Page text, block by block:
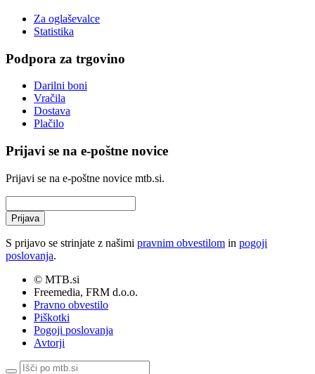
Za oglaševalce
Statistika
Podpora za trgovino
Darilni boni
Vračila
Dostava
Plačilo
Prijavi se na e-poštne novice
Prijavi se na e-poštne novice mtb.si.
Prijava
S prijavo se strinjate z našimi pravnim obvestilom in pogoji
poslovanja.
© MTB.si
Freemedia, FRM d.o.o.
Pravno obvestilo
Piškotki
Pogoji poslovanja
Avtorji